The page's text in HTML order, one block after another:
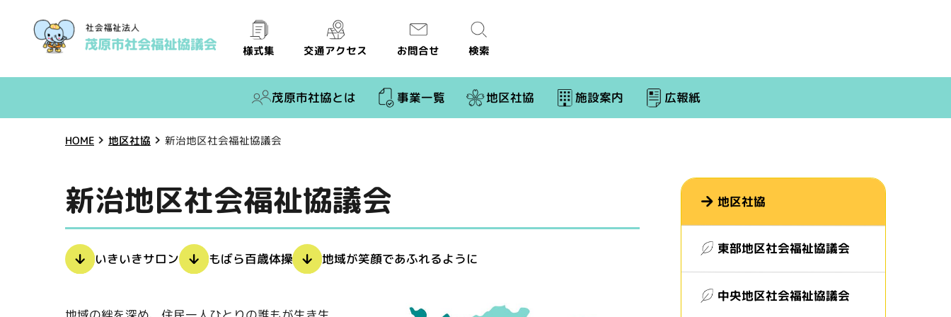
様式集 交通アクセス お問合せ 検索
茂原市社協とは 事業一覧 地区社協 施設案内 広報紙
HOME 地区社協 新治地区社会福祉協議会
新治地区社会福祉協議会
いきいきサロン もばら百歳体操 地域が笑顔であふれるように
地区社協
東部地区社会福祉協議会
中央地区社会福祉協議会